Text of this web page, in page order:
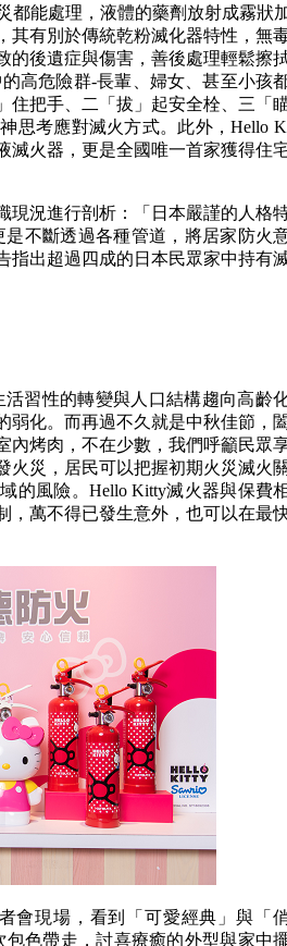
都能處理，液體的藥劑放射成霧狀
其有別於傳統乾粉滅化器特性，無
的後遺症與傷害，善後處理輕鬆擦
高危險群-長輩、婦女、甚至小孩
把手、二「拔」起安全栓、三「瞄
思考應對滅火方式。此外，Hello
火器，更是全國唯一首家獲得住
現況進行剖析：「日本嚴謹的人格
不斷透過各種管道，將居家防火
指出超過四成的日本民眾家中持有
習性的轉變與人口結構趨向高齡
弱化。而再過不久就是中秋佳節，
內烤肉，不在少數，我們呼籲民眾
火災，居民可以把握初期火災滅火
的風險。Hello Kitty滅火器與保費
，萬不得已發生意外，也可以在最
會現場，看到「可愛經典」與「
色帶走，討喜療癒的外型與家中